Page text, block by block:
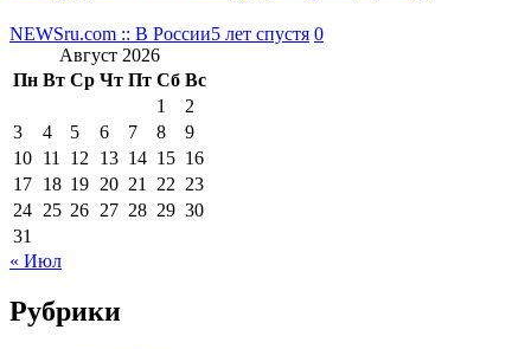
NEWSru.com :: В России5 лет спустя 0
Август 2026
Пн Вт Ср Чт Пт Сб Вс
1
2
3
4 5 6 7 8
9
10 11 12 13 14 15 16
17 18 19 20 21 22 23
24 25 26 27 28 29 30
31
« Июл
Рубрики